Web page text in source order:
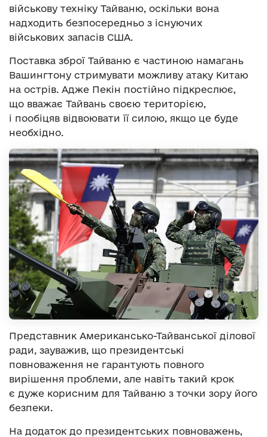
військову техніку Тайваню, оскільки вона
надходить безпосередньо з існуючих
військових запасів США.
Поставка зброї Тайваню є частиною намагань
Вашингтону стримувати можливу атаку Китаю
на острів. Адже Пекін постійно підкреслює,
що вважає Тайвань своєю територією,
і пообіцяв відвоювати її силою, якщо це буде
необхідно.
Представник Американсько-Тайванської ділової
ради, зауважив, що президентські
повноваження не гарантують повного
вирішення проблеми, але навіть такий крок
є дуже корисним для Тайваню з точки зору його
безпеки.
На додаток до президентських повноважень,